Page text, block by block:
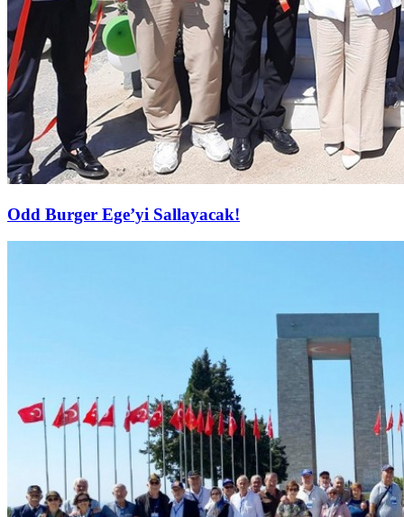
Odd Burger Ege’yi Sallayacak!